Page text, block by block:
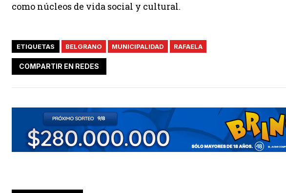
como núcleos de vida social y cultural.
ETIQUETAS BELGRANO MUNICIPALIDAD RAFAELA
COMPARTIR EN REDES